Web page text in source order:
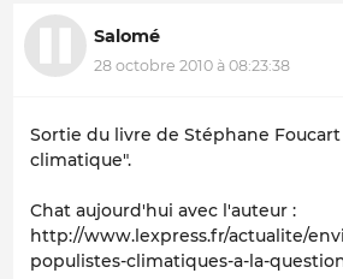
Salomé
28 octobre 2010 à 08:23:38
Sortie du livre de Stéphane
climatique".
Chat aujourd'hui avec l'auteur :
http://www.lexpress.fr/actualite/
populistes-climatiques-a-la-